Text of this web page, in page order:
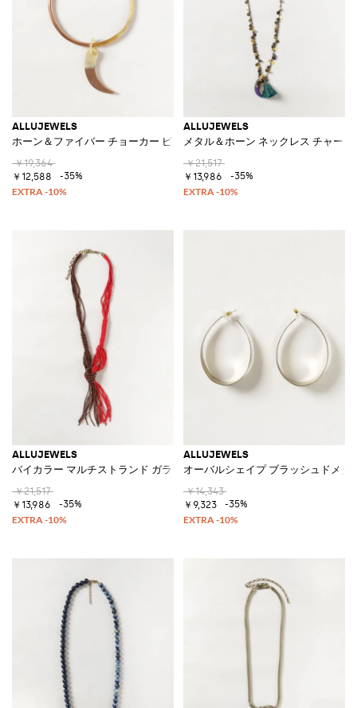
ALLUJEWELS
ホーン＆ファイバー チョーカー ピンクのスライディングペンダント付き
￥19,364
￥12,588
-35%
ALLUJEWELS
メタル＆ホーン ネックレス チャー
￥21,517
￥13,986
-35%
ALLUJEWELS
バイカラー マルチストランド ガラスネックレス ビーズ＆デコラティブノ
￥21,517
￥13,986
-35%
ALLUJEWELS
オーバルシェイプ ブラッシュドメタ
￥14,343
￥9,323
-35%